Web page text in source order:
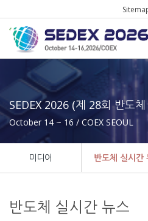
SEDEX 2026 (제 28회 반도
October 14 ~ 16 / COEX SEOUL
미디어 반도체 실시간
반도체 실시간 뉴스